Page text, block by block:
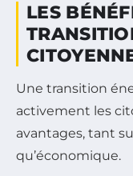
LES
Une transition
activement les
avantages, tant
qu’économique.